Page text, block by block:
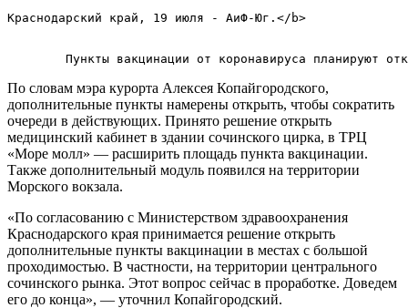
Краснодарский край, 19 июля - АиФ-Юг.</b>
По словам мэра курорта Алексея Копайгородского,
дополнительные пункты намерены открыть, чтобы сократить
очереди в действующих. Принято решение открыть
медицинский кабинет в здании сочинского цирка, в ТРЦ
«Море молл» — расширить площадь пункта вакцинации.
Также дополнительный модуль появился на территории
Морского вокзала.
«По согласованию с Министерством здравоохранения
Краснодарского края принимается решение открыть
дополнительные пункты вакцинации в местах с большой
проходимостью. В частности, на территории центрального
сочинского рынка. Этот вопрос сейчас в проработке. Доведем
его до конца», — уточнил Копайгородский.